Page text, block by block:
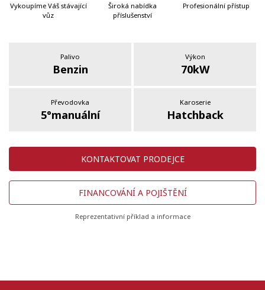
Vykoupíme Váš stávající
vůz
Široká nabídka
příslušenství
Profesionální přístup
Palivo
Benzin
Výkon
70kW
Převodovka
5°manuální
Karoserie
Hatchback
KONTAKTOVAT PRODEJCE
FINANCOVÁNÍ A POJIŠTĚNÍ
Reprezentativní příklad a informace